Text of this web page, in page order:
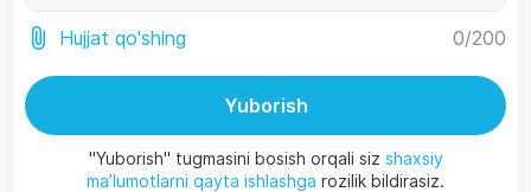
Hujjat qo'shing 0/200
Yuborish
"Yuborish" tugmasini bosish orqali siz shaxsiy
ma’lumotlarni qayta ishlashga rozilik bildirasiz.